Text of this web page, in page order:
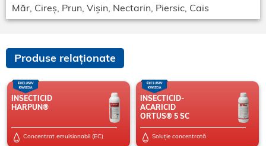
Măr, Cireș, Prun, Vișin, Nectarin, Piersic, Cais
Produse relaționate
INSECTICID
HARPUN®
Concentrat emulsionabil (EC)
INSECTICID-
ACARICID
ORTUS® 5 SC
Soluție concentrată